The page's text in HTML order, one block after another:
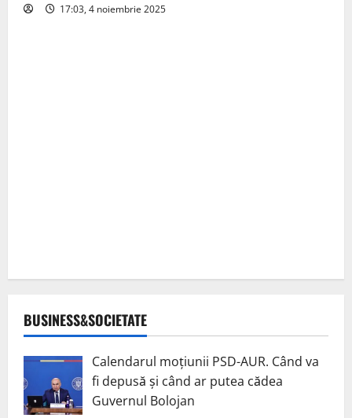
17:03, 4 noiembrie 2025
BUSINESS&SOCIETATE
Calendarul moțiunii PSD-AUR. Când va
fi depusă și când ar putea cădea
Guvernul Bolojan